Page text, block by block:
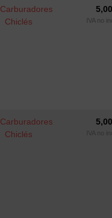
Carburadores
Chiclés
5,00
IVA no
Carburadores
Chiclés
5,00
IVA no